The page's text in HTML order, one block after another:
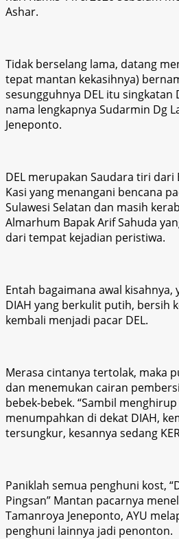
Ashar.
Tidak berselang lama, datang
tepat mantan kekasihnya)
sesungguhnya DEL itu singkatan
nama lengkapnya Sudarmin Dg
Jeneponto.
DEL merupakan Saudara tiri dari
Kasi yang menangani bencana
Sulawesi Selatan dan masih
Almarhum Bapak Arif Sahuda
dari tempat kejadian peristiwa.
Entah bagaimana awal
DIAH yang berkulit putih, bersih
kembali menjadi pacar DEL.
Merasa cintanya tertolak, maka
dan menemukan cairan
bebek-bebek. “Sambil
menumpahkan di dekat DIAH,
tersungkur, kesannya sedang
Paniklah semua penghuni kost,
Pingsan” Mantan pacarnya
Tamanroya Jeneponto, AYU
penghuni lainnya jadi penonton.